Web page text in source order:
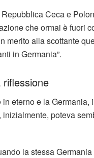
Ceca e
che ormai è fuori
merito alla scottante
in Germania”.
eterno e la
poteva
la stessa